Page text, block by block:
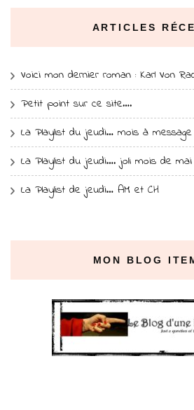
ARTICLES
Voici mon dernier roman : Karl Von
Petit point sur ce site….
La Playlist du jeudi… mois à message
La Playlist du jeudi…. joli mois de mai
La Playlist de jeudi… AM et CH
MON BLOG